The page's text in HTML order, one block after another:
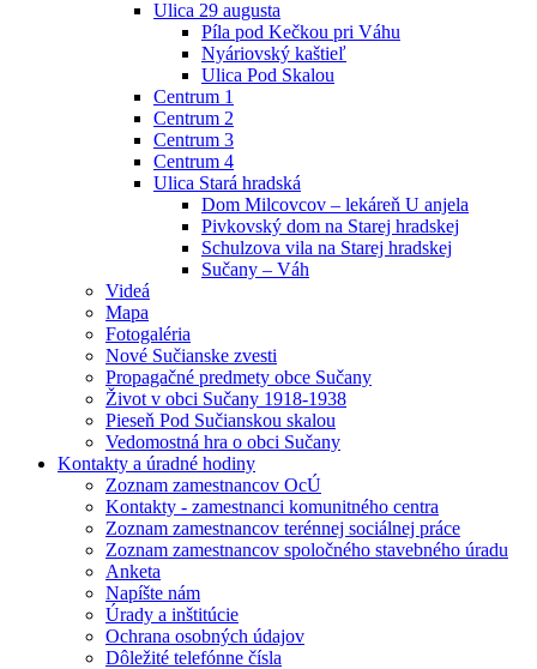
Ulica 29 augusta
Píla pod Kečkou pri Váhu
Nyáriovský kaštieľ
Ulica Pod Skalou
Centrum 1
Centrum 2
Centrum 3
Centrum 4
Ulica Stará hradská
Dom Milcovcov – lekáreň U anjela
Pivkovský dom na Starej hradskej
Schulzova vila na Starej hradskej
Sučany – Váh
Videá
Mapa
Fotogaléria
Nové Sučianske zvesti
Propagačné predmety obce Sučany
Život v obci Sučany 1918-1938
Pieseň Pod Sučianskou skalou
Vedomostná hra o obci Sučany
Kontakty a úradné hodiny
Zoznam zamestnancov OcÚ
Kontakty - zamestnanci komunitného centra
Zoznam zamestnancov terénnej sociálnej práce
Zoznam zamestnancov spoločného stavebného úradu
Anketa
Napíšte nám
Úrady a inštitúcie
Ochrana osobných údajov
Dôležité telefónne čísla